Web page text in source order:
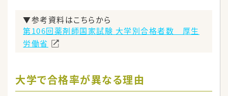
▼参考資料はこちらから
第106回薬剤師国家試験 大学別合格者数 厚生
労働省
大学で合格率が異なる理由